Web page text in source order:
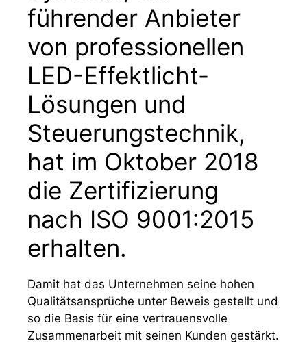
führender Anbieter
von professionellen
LED-Effektlicht-
Lösungen und
Steuerungstechnik,
hat im Oktober 2018
die Zertifizierung
nach ISO 9001:2015
erhalten.
Damit hat das Unternehmen seine hohen
Qualitätsansprüche unter Beweis gestellt und
so die Basis für eine vertrauensvolle
Zusammenarbeit mit seinen Kunden gestärkt.